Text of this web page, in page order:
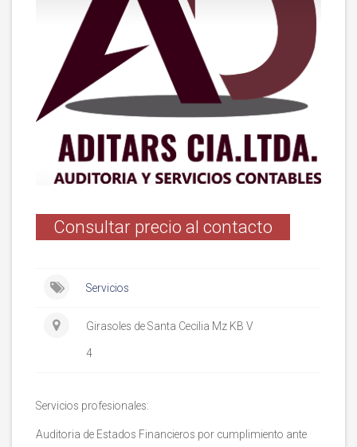
Consultar precio al contacto
Servicios
Girasoles de Santa Cecilia Mz KB V
4
Servicios profesionales:
Auditoria de Estados Financieros por cumplimiento ante